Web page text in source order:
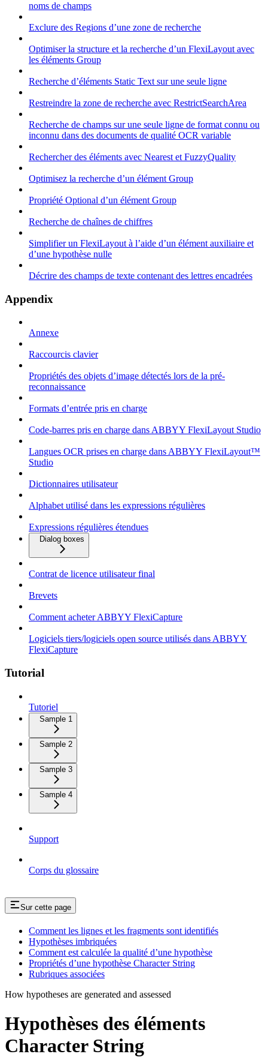
noms de champs
Exclure des Regions d’une zone de recherche
Optimiser la structure et la recherche d’un FlexiLayout avec
les éléments Group
Recherche d’éléments Static Text sur une seule ligne
Restreindre la zone de recherche avec RestrictSearchArea
Recherche de champs sur une seule ligne de format connu ou
inconnu dans des documents de qualité OCR variable
Rechercher des éléments avec Nearest et FuzzyQuality
Optimisez la recherche d’un élément Group
Propriété Optional d’un élément Group
Recherche de chaînes de chiffres
Simplifier un FlexiLayout à l’aide d’un élément auxiliaire et
d’une hypothèse nulle
Décrire des champs de texte contenant des lettres encadrées
Appendix
Annexe
Raccourcis clavier
Propriétés des objets d’image détectés lors de la pré-
reconnaissance
Formats d’entrée pris en charge
Code-barres pris en charge dans ABBYY FlexiLayout Studio
Langues OCR prises en charge dans ABBYY FlexiLayout™
Studio
Dictionnaires utilisateur
Alphabet utilisé dans les expressions régulières
Expressions régulières étendues
Dialog boxes
Contrat de licence utilisateur final
Brevets
Comment acheter ABBYY FlexiCapture
Logiciels tiers/logiciels open source utilisés dans ABBYY
FlexiCapture
Tutorial
Tutoriel
Sample 1
Sample 2
Sample 3
Sample 4
Support
Corps du glossaire
Sur cette page
Comment les lignes et les fragments sont identifiés
Hypothèses imbriquées
Comment est calculée la qualité d’une hypothèse
Propriétés d’une hypothèse Character String
Rubriques associées
How hypotheses are generated and assessed
Hypothèses des éléments
Character String